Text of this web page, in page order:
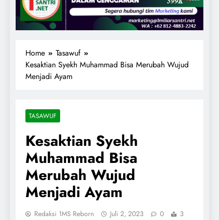
Home
Tasawuf
Kesaktian Syekh Muhammad Bisa Merubah Wujud
Menjadi Ayam
TASAWUF
Kesaktian Syekh
Muhammad Bisa
Merubah Wujud
Menjadi Ayam
Redaksi 1MS Reborn Juli 2, 2023 0
3